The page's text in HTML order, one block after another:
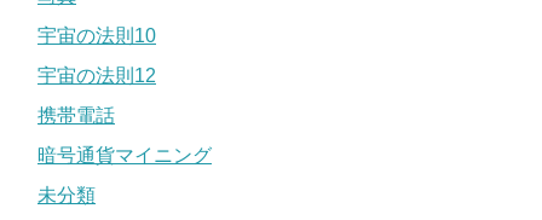
宇宙の法則10
宇宙の法則12
携帯電話
暗号通貨マイニング
未分類